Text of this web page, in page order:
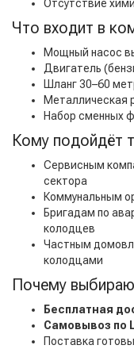
Отсутствие
Что входит в
Мощный насос
Двигатель
Шланг 30–60
Металлическая
Набор сменных
Кому подойдёт
Сервисным
сектора
Коммунальным
Бригадам по
колодцев
Частным
колодцами
Почему
Бесплатная
Самовывоз по
Поставка